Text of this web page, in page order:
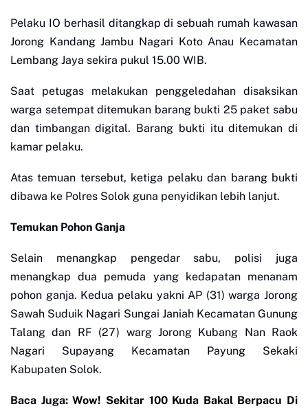
Pelaku IO berhasil ditangkap di sebuah rumah kawasan
Jorong Kandang Jambu Nagari Koto Anau Kecamatan
Lembang Jaya sekira pukul 15.00 WIB.
Saat petugas melakukan penggeledahan disaksikan
warga setempat ditemukan barang bukti 25 paket sabu
dan timbangan digital. Barang bukti itu ditemukan di
kamar pelaku.
Atas temuan tersebut, ketiga pelaku dan barang bukti
dibawa ke Polres Solok guna penyidikan lebih lanjut.
Temukan Pohon Ganja
Selain menangkap pengedar sabu, polisi juga
menangkap dua pemuda yang kedapatan menanam
pohon ganja. Kedua pelaku yakni AP (31) warga Jorong
Sawah Suduik Nagari Sungai Janiah Kecamatan Gunung
Talang dan RF (27) warg Jorong Kubang Nan Raok
Nagari Supayang Kecamatan Payung Sekaki
Kabupaten Solok.
Baca Juga:Wow! Sekitar 100 Kuda Bakal Berpacu Di